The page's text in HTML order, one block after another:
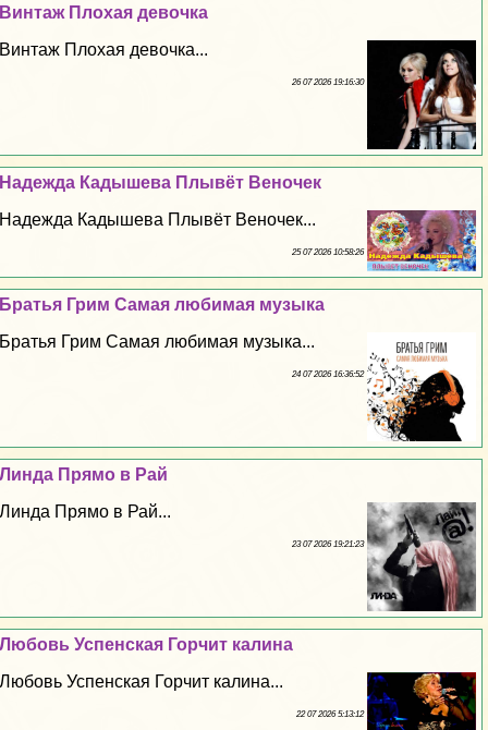
Винтаж Плохая дeвoчка
Винтаж Плохая дeвoчка...
26 07 2026 19:16:30
Надежда Кадышева Плывёт Веночек
Надежда Кадышева Плывёт Веночек...
25 07 2026 10:58:26
Братья Грим Самая любимая музыка
Братья Грим Самая любимая музыка...
24 07 2026 16:36:52
Линда Прямо в Рай
Линда Прямо в Рай...
23 07 2026 19:21:23
Любовь Успенская Горчит калина
Любовь Успенская Горчит калина...
22 07 2026 5:13:12